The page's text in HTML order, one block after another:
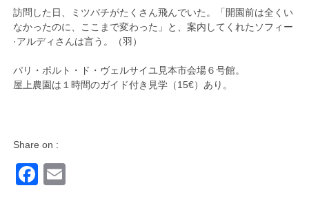
訪問した日、ミツバチがたくさん飛んでいた。「開園前は全くい
なかったのに、ここまで変わった」と、案内してくれたソフィー
·アルディさんは言う。（羽）
パリ・ポルト・ド・ヴェルサイユ見本市会場６号館。
屋上農園は１時間のガイド付き見学（15€）あり。
Share on :
Facebook